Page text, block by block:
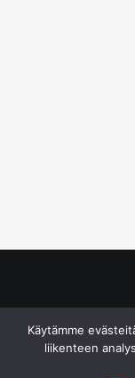
Käytämme
liikenteen